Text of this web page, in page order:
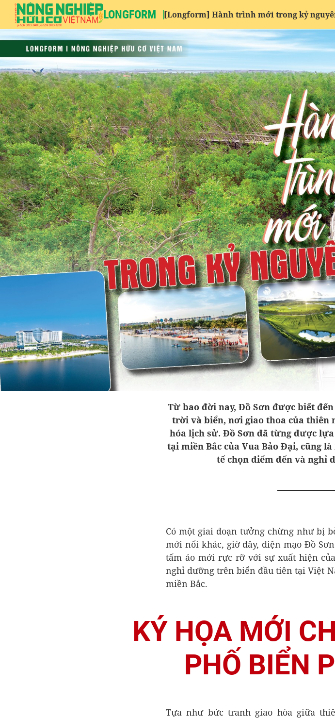
LONGFORM [Longform] Hành trình mới trong kỷ
Từ bao đời nay, Đồ Sơn được biết
trời và biển, nơi giao thoa của thiên
hóa lịch sử. Đồ Sơn đã từng được
tại miền Bắc của Vua Bảo Đại, cũng
tế chọn điểm đến và nghỉ
Có một giai đoạn tưởng chừng như bị
mới nổi khác, giờ đây, diện mạo Đồ
tấm áo mới rực rỡ với sự xuất hiện
nghỉ dưỡng trên biển đầu tiên tại Việt
miền Bắc.
KÝ HỌA MỚI
PHỐ BIỂN
Tựa như bức tranh giao hòa giữa